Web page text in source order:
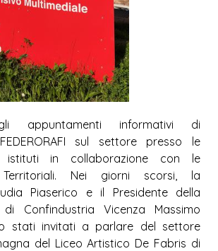
appuntamenti informativi di
sul settore presso le
in collaborazione con le
Territoriali. Nei giorni scorsi, la
Piaserico e il Presidente della
Confindustria Vicenza Massimo
stati invitati a parlare del settore
del Liceo Artistico De Fabris di